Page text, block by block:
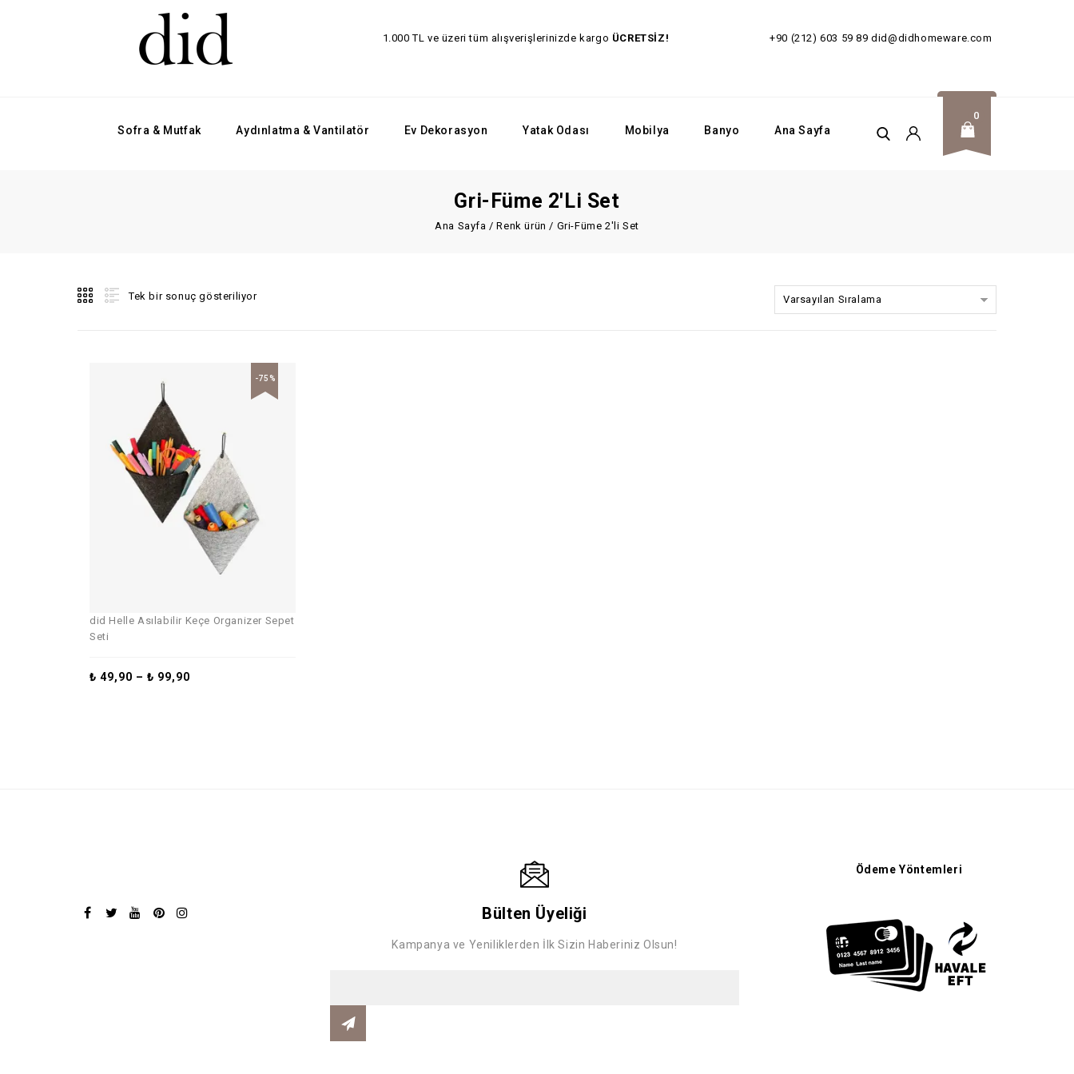
1.000 TL ve üzeri tüm alışverişlerinizde kargo ÜCRETSİZ!+90 (212) 603 59 89did@didhomeware.com
Sofra & Mutfak Aydınlatma & Vantilatör Ev Dekorasyon Yatak Odası Mobilya Banyo Ana Sayfa
0
Gri-Füme 2'li Set
Ana Sayfa /Renk ürün / Gri-Füme 2'li Set
Tek bir sonuç gösteriliyor Varsayılan Sıralama
-75%
did Helle Asılabilir Keçe Organizer Sepet
Seti
₺ 49,90 – ₺ 99,90
Bülten Üyeliği
Kampanya ve Yeniliklerden İlk Sizin Haberiniz Olsun!
Ödeme Yöntemleri